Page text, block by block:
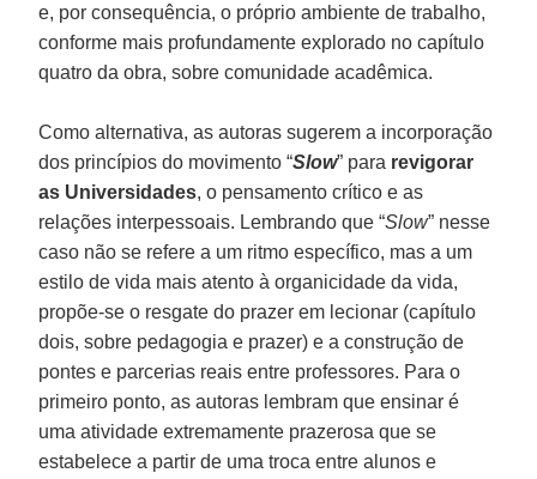
e, por consequência, o próprio ambiente de trabalho,
conforme mais profundamente explorado no capítulo
quatro da obra, sobre comunidade acadêmica.
Como alternativa, as autoras sugerem a incorporação
dos princípios do movimento “Slow” para revigorar
as Universidades, o pensamento crítico e as
relações interpessoais. Lembrando que “Slow” nesse
caso não se refere a um ritmo específico, mas a um
estilo de vida mais atento à organicidade da vida,
propõe-se o resgate do prazer em lecionar (capítulo
dois, sobre pedagogia e prazer) e a construção de
pontes e parcerias reais entre professores. Para o
primeiro ponto, as autoras lembram que ensinar é
uma atividade extremamente prazerosa que se
estabelece a partir de uma troca entre alunos e